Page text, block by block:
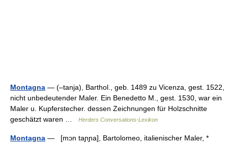
Montagna — (–tanja), Barthol., geb. 1489 zu Vicenza, gest. 1522,
nicht unbedeutender Maler. Ein Benedetto M., gest. 1530, war ein
Maler u. Kupferstecher. dessen Zeichnungen für Holzschnitte
geschätzt waren …
Herders Conversations-Lexikon
Montagna — [mɔn taɲɲa], Bartolomeo, italienischer Maler, *